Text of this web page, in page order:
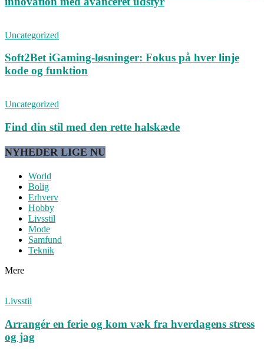
Uncategorized
Soft2Bet iGaming-løsninger: Fokus på hver linje
kode og funktion
Uncategorized
Find din stil med den rette halskæde
NYHEDER LIGE NU
World
Bolig
Erhverv
Hobby
Livsstil
Mode
Samfund
Teknik
Mere
Livsstil
Arrangér en ferie og kom væk fra hverdagens stress
og jag